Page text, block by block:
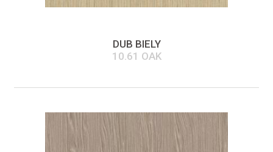
DUB BIELY
10.61 OAK